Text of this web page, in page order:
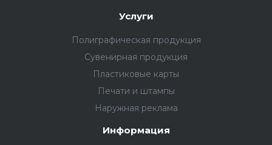
Услуги
Полиграфическая продукция
Сувенирная продукция
Пластиковые карты
Печати и штампы
Наружная реклама
Информация